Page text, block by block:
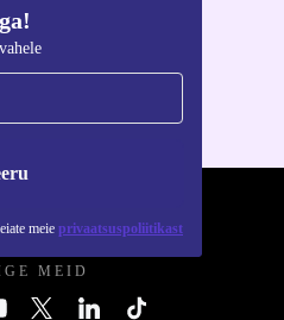
meie privaatsuspoliitikast
rakendus
jaoks
MEID